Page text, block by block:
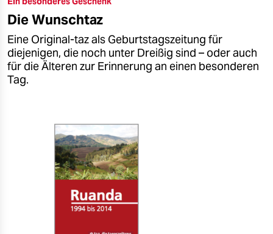
epaper login
Die Wunschtaz
Eine Original-taz als Geburtstagszeitung für
diejenigen, die noch unter Dreißig sind – oder auch
für die Älteren zur Erinnerung an einen besonderen
Tag.